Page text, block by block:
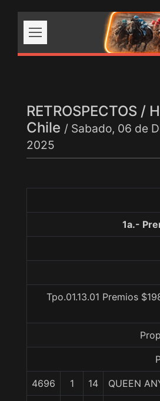
RETROSPECTOS /
Chile / Sabado, 06 de
2025
1a.-
Tpo.01.13.01 Premios
4696 1 14 QUEEN